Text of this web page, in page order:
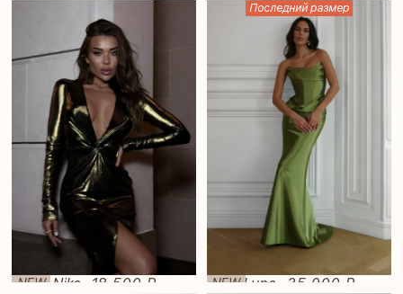
NEW Nika 18 500 ₽ NEWLuna 35 000 ₽
Последний размер